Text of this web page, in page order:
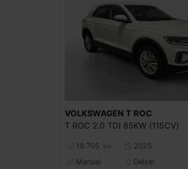
VOLKSWAGEN T ROC
T ROC 2.0 TDI 85KW (115CV)
19.705 km
2025
Manual
Diésel